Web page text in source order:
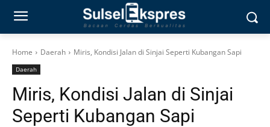
Home Daerah Miris, Kondisi Jalan di Sinjai Seperti Kubangan Sapi
Daerah
Miris, Kondisi Jalan di Sinjai
Seperti Kubangan Sapi